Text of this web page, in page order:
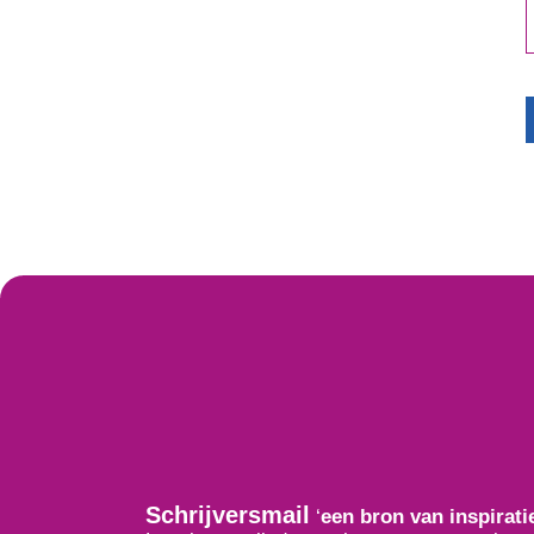
Schrijversmail ‘een bron van